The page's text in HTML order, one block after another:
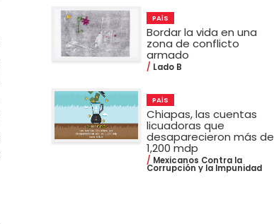
PAÍS
Bordar la vida en una
zona de conflicto
armado
Lado B
PAÍS
Chiapas, las cuentas
licuadoras que
desaparecieron más de
1,200 mdp
Mexicanos Contra la
Corrupción y la Impunidad